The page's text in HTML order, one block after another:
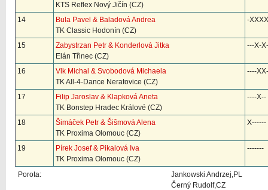
KTS Reflex Nový Jičín (CZ)
14
Bula Pavel & Baladová Andrea
TK Classic Hodonín (CZ)
-
15
Zabystrzan Petr & Konderlová Jitka
Elán Třinec (CZ)
---X-X-
16
Vlk Michal & Svobodová Michaela
TK All-4-Dance Neratovice (CZ)
----XX-
17
Filip Jaroslav & Klapková Aneta
TK Bonstep Hradec Králové (CZ)
----X--
18
Šimáček Petr & Šišmová Alena
TK Proxima Olomouc (CZ)
X------
19
Pírek Josef & Pikalová Iva
TK Proxima Olomouc (CZ)
-------
Porota:
Jankowski Andrzej,PL
Černý Rudolf,CZ